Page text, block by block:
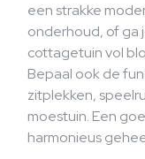
een strakke
onderhoud, of ga
cottagetuin vol
Bepaal ook de
zitplekken,
moestuin. Een
harmonieus